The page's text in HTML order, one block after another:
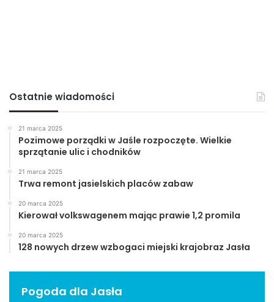
Ostatnie wiadomości
21 marca 2025
Pozimowe porządki w Jaśle rozpoczęte. Wielkie
sprzątanie ulic i chodników
21 marca 2025
Trwa remont jasielskich placów zabaw
20 marca 2025
Kierował volkswagenem mając prawie 1,2 promila
20 marca 2025
128 nowych drzew wzbogaci miejski krajobraz Jasła
Pogoda dla Jasła